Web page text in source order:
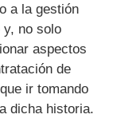
a la gestión
y, no solo
aspectos
de
ir tomando
dicha historia.